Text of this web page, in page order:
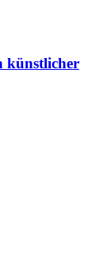
künstlicher